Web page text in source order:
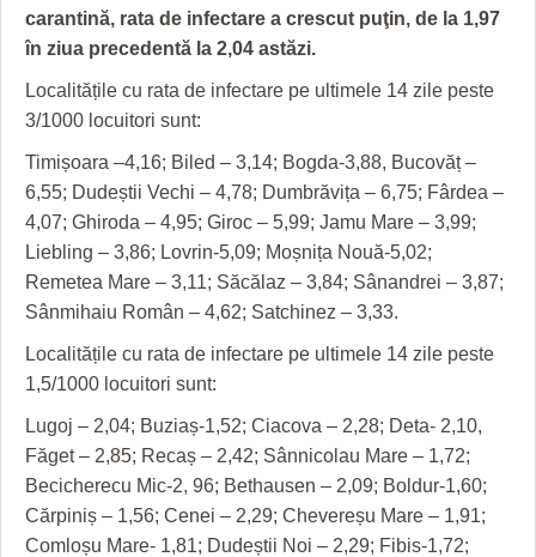
PE SURSE
JOCURI ONLINE
INVATAMANT
JUSTITIE
FILME DOCUMENTARE
CLIPURI VIDEO
JOCURI ONLINE
DIVERSE
FARMACII DIN TIMIŞOARA
HARTA TIMIŞOAREI
LICEE, ŞCOLI ŞI GRĂDINIŢE DIN TIMIŞ
PRIMĂRIILE DIN TIMIŞ
SFATUL MEDICULUI
carantină, rata de infectare a crescut puţin, de la 1,97
în ziua precedentă la 2,04 astăzi.
Localitățile cu rata de infectare pe ultimele 14 zile peste
3/1000 locuitori sunt:
Timișoara –4,16; Biled – 3,14; Bogda-3,88, Bucovăț –
6,55; Dudeștii Vechi – 4,78; Dumbrăvița – 6,75; Fârdea –
4,07; Ghiroda – 4,95; Giroc – 5,99; Jamu Mare – 3,99;
Liebling – 3,86; Lovrin-5,09; Moșnița Nouă-5,02;
Remetea Mare – 3,11; Săcălaz – 3,84; Sânandrei – 3,87;
Sânmihaiu Român – 4,62; Satchinez – 3,33.
Localitățile cu rata de infectare pe ultimele 14 zile peste
1,5/1000 locuitori sunt:
Lugoj – 2,04; Buziaș-1,52; Ciacova – 2,28; Deta- 2,10,
Făget – 2,85; Recaș – 2,42; Sânnicolau Mare – 1,72;
Becicherecu Mic-2, 96; Bethausen – 2,09; Boldur-1,60;
Cărpiniș – 1,56; Cenei – 2,29; Chevereșu Mare – 1,91;
Comloșu Mare- 1,81; Dudeștii Noi – 2,29; Fibis-1,72;